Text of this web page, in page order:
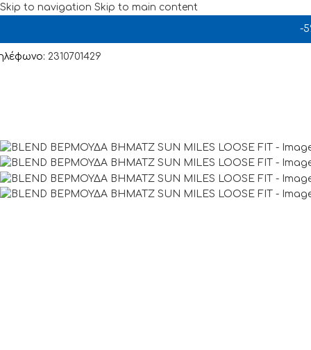
Skip to navigation Skip to main content
-
2310701429